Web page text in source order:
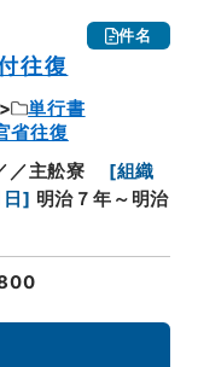
件名
往復
単行書
省往復
／主舩寮 [組織
日] 明治７年～明治